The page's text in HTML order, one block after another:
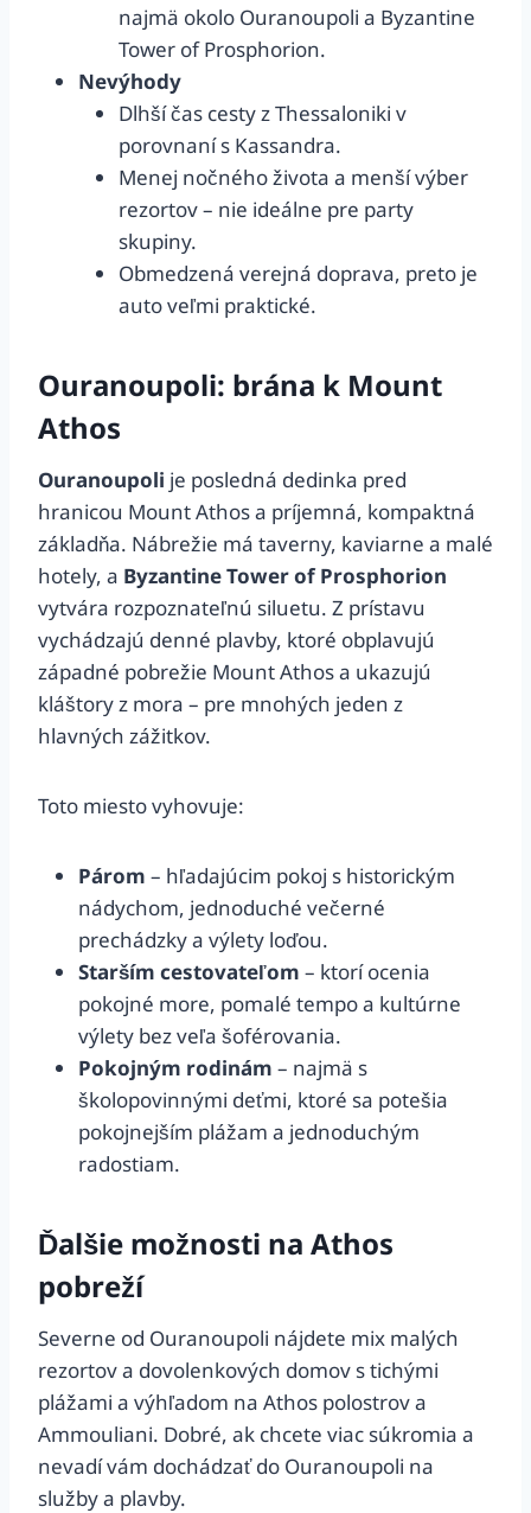
najmä okolo Ouranoupoli a Byzantine
Tower of Prosphorion.
Nevýhody
Dlhší čas cesty z Thessaloniki v
porovnaní s Kassandra.
Menej nočného života a menší výber
rezortov – nie ideálne pre party
skupiny.
Obmedzená verejná doprava, preto je
auto veľmi praktické.
Ouranoupoli: brána k Mount
Athos
Ouranoupoli je posledná dedinka pred
hranicou Mount Athos a príjemná, kompaktná
základňa. Nábrežie má taverny, kaviarne a malé
hotely, a Byzantine Tower of Prosphorion
vytvára rozpoznateľnú siluetu. Z prístavu
vychádzajú denné plavby, ktoré obplavujú
západné pobrežie Mount Athos a ukazujú
kláštory z mora – pre mnohých jeden z
hlavných zážitkov.
Toto miesto vyhovuje:
Párom – hľadajúcim pokoj s historickým
nádychom, jednoduché večerné
prechádzky a výlety loďou.
Starším cestovateľom – ktorí ocenia
pokojné more, pomalé tempo a kultúrne
výlety bez veľa šoférovania.
Pokojným rodinám – najmä s
školopovinnými deťmi, ktoré sa potešia
pokojnejším plážam a jednoduchým
radostiam.
Ďalšie možnosti na Athos
pobreží
Severne od Ouranoupoli nájdete mix malých
rezortov a dovolenkových domov s tichými
plážami a výhľadom na Athos polostrov a
Ammouliani. Dobré, ak chcete viac súkromia a
nevadí vám dochádzať do Ouranoupoli na
služby a plavby.